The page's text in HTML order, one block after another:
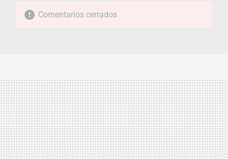
Comentarios cerrados